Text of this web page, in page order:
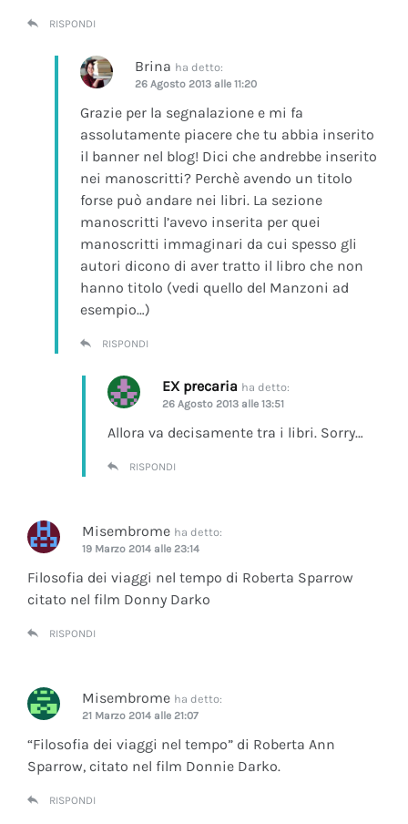
RISPONDI
Brina ha detto:
26 Agosto 2013 alle 11:20
Grazie per la segnalazione e mi fa
assolutamente piacere che tu abbia inserito
il banner nel blog! Dici che andrebbe inserito
nei manoscritti? Perchè avendo un titolo
forse può andare nei libri. La sezione
manoscritti l’avevo inserita per quei
manoscritti immaginari da cui spesso gli
autori dicono di aver tratto il libro che non
hanno titolo (vedi quello del Manzoni ad
esempio…)
RISPONDI
EX precaria ha detto:
26 Agosto 2013 alle 13:51
Allora va decisamente tra i libri. Sorry…
RISPONDI
Misembrome ha detto:
19 Marzo 2014 alle 23:14
Filosofia dei viaggi nel tempo di Roberta Sparrow
citato nel film Donny Darko
RISPONDI
Misembrome ha detto:
21 Marzo 2014 alle 21:07
“Filosofia dei viaggi nel tempo” di Roberta Ann
Sparrow, citato nel film Donnie Darko.
RISPONDI